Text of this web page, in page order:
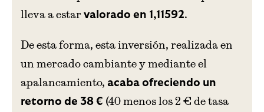
lleva a estar valorado en 1,11592.
De esta forma, esta inversión, realizada en
un mercado cambiante y mediante el
apalancamiento, acaba ofreciendo un
retorno de 38 € (40 menos los 2 € de tasa